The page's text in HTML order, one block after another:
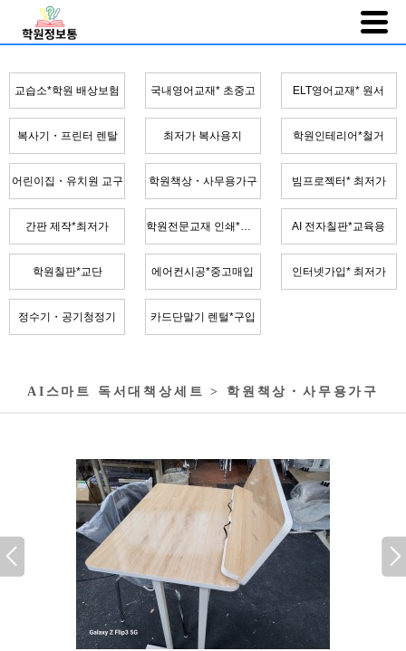
교습소*학원 배상보험 국내영어교재* 초중고 ELT영어교재* 원서
복사기・프린터 렌탈 최저가 복사용지 학원인테리어*철거
어린이집・유치원 교구 학원책상・사무용가구 빔프로젝터* 최저가
간판 제작*최저가 학원전문교재 인쇄*제본 AI 전자칠판*교육용
학원칠판*교단 에어컨시공*중고매입 인터넷가입* 최저가
정수기・공기청정기 카드단말기 렌털*구입
AI스마트 독서대책상세트 > 학원책상・사무용가구